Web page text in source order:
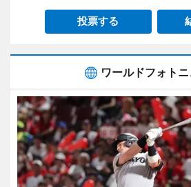
投票する
ワールドフォト